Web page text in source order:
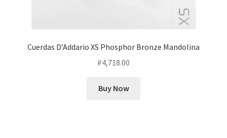
Cuerdas D’Addario XS Phosphor Bronze Mandolina
₽4,718.00
Buy Now